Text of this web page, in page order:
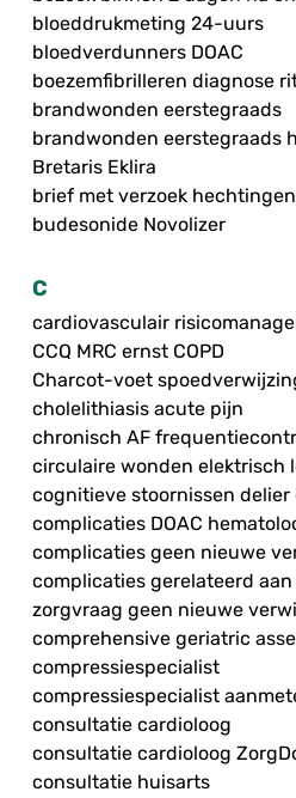
bloeddrukmeting 24-uurs
bloedverdunners DOAC
boezemfibrilleren diagnose
brandwonden eerstegraads
brandwonden eerstegraads
Bretaris Eklira
brief met verzoek
budesonide Novolizer
C
cardiovasculair
CCQ MRC ernst COPD
Charcot-voet
cholelithiasis acute pijn
chronisch AF
circulaire wonden elektrisch
cognitieve stoornissen delier
complicaties DOAC
complicaties geen nieuwe
complicaties gerelateerd
zorgvraag geen nieuwe
comprehensive geriatric
compressiespecialist
compressiespecialist
consultatie cardioloog
consultatie cardioloog
consultatie huisarts